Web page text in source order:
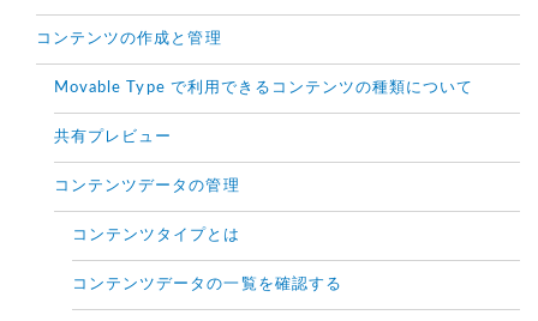
コンテンツの作成と管理
Movable Type で利用できるコンテンツの種類について
共有プレビュー
コンテンツデータの管理
コンテンツタイプとは
コンテンツデータの一覧を確認する